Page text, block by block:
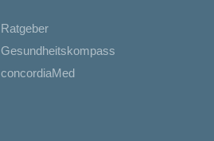
Ratgeber
Gesundheitskompass
concordiaMed